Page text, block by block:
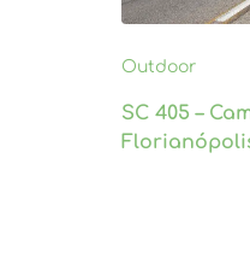
Outdoor
SC 405 –
Florianópolis